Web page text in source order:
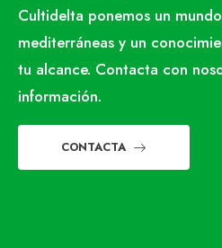
Cultidelta ponemos un
mediterráneas y un
tu alcance. Contacta con
información.
CONTACTA